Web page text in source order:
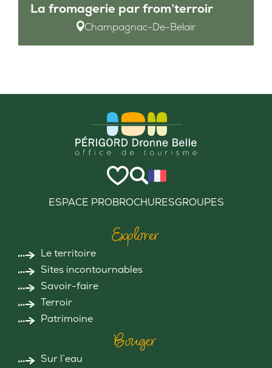
La fromagerie par from’terroir
Champagnac-De-Belair
ESPACE PROBROCHURESGROUPES
Explorer
Le territoire
Sites incontournables
Savoir-faire
Terroir
Patrimoine
Bouger
Sur l’eau